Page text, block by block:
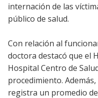
internación de las
público de salud.
Con relación al
doctora destacó que el
Hospital Centro de
procedimiento.
registra un promedio